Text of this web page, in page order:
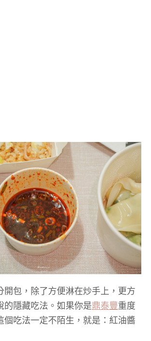
開包，除了方便淋在炒手上，更方
的隱藏吃法。如果你是鼎泰豐重度
個吃法一定不陌生，就是：紅油醬